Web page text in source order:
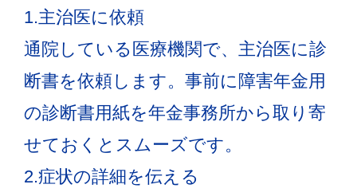
1.主治医に依頼
通院している医療機関で、主治医に診
断書を依頼します。事前に障害年金用
の診断書用紙を年金事務所から取り寄
せておくとスムーズです。
2.症状の詳細を伝える